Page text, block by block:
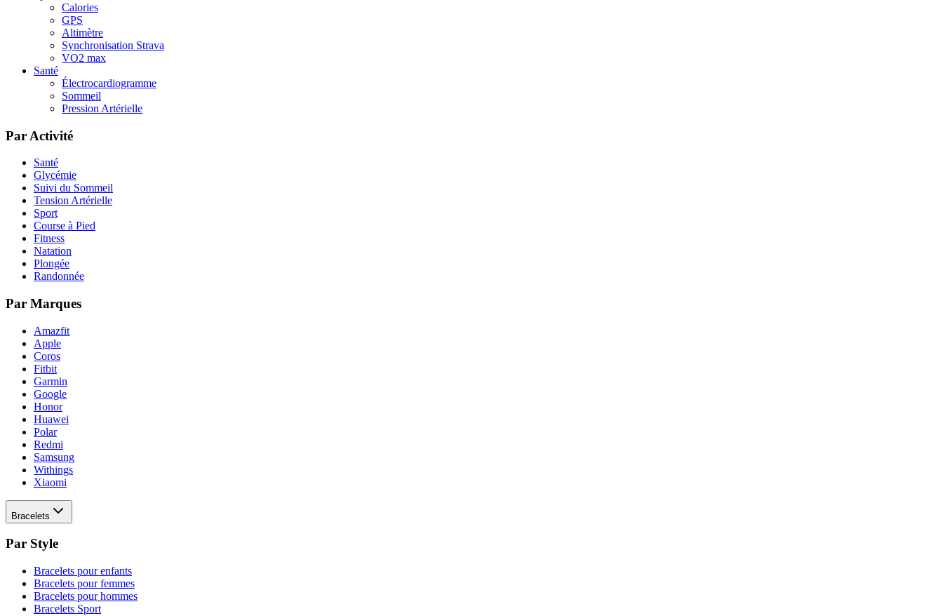
Calories
GPS
Altimètre
Synchronisation Strava
VO2 max
Santé
Électrocardiogramme
Sommeil
Pression Artérielle
Par Activité
Santé
Glycémie
Suivi du Sommeil
Tension Artérielle
Sport
Course à Pied
Fitness
Natation
Plongée
Randonnée
Par Marques
Amazfit
Apple
Coros
Fitbit
Garmin
Google
Honor
Huawei
Polar
Redmi
Samsung
Withings
Xiaomi
Bracelets
Par Style
Bracelets pour enfants
Bracelets pour femmes
Bracelets pour hommes
Bracelets Sport